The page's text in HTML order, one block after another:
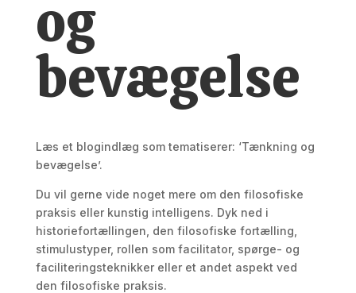
og
bevægelse
Læs et blogindlæg som tematiserer: ‘Tænkning og
bevægelse’.
Du vil gerne vide noget mere om den filosofiske
praksis eller kunstig intelligens. Dyk ned i
historiefortællingen, den filosofiske fortælling,
stimulustyper, rollen som facilitator, spørge- og
faciliteringsteknikker eller et andet aspekt ved
den filosofiske praksis.